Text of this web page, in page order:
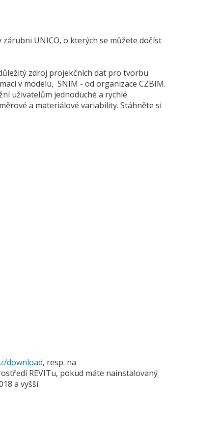
UNICO, o kterých se můžete dočíst
zdroj projekčních dat pro tvorbu
v modelu, SNIM - od organizace CZBIM.
uživatelům jednoduché a rychlé
a materiálové variability. Stáhněte si
download, resp. na
REVITu, pokud máte nainstalovaný
a vyšší.